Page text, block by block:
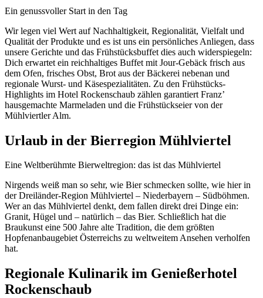
Ein genussvoller Start in den Tag
Wir legen viel Wert auf Nachhaltigkeit, Regionalität, Vielfalt und
Qualität der Produkte und es ist uns ein persönliches Anliegen, dass
unsere Gerichte und das Frühstücksbuffet dies auch widerspiegeln:
Dich erwartet ein reichhaltiges Buffet mit Jour-Gebäck frisch aus
dem Ofen, frisches Obst, Brot aus der Bäckerei nebenan und
regionale Wurst- und Käsespezialitäten. Zu den Frühstücks-
Highlights im Hotel Rockenschaub zählen garantiert Franz’
hausgemachte Marmeladen und die Frühstückseier von der
Mühlviertler Alm.
Urlaub in der Bierregion Mühlviertel
Eine Weltberühmte Bierweltregion: das ist das Mühlviertel
Nirgends weiß man so sehr, wie Bier schmecken sollte, wie hier in
der Dreiländer-Region Mühlviertel – Niederbayern – Südböhmen.
Wer an das Mühlviertel denkt, dem fallen direkt drei Dinge ein:
Granit, Hügel und – natürlich – das Bier. Schließlich hat die
Braukunst eine 500 Jahre alte Tradition, die dem größten
Hopfenanbaugebiet Österreichs zu weltweitem Ansehen verholfen
hat.
Regionale Kulinarik im Genießerhotel
Rockenschaub